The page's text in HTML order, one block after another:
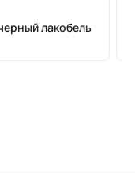
лакобель